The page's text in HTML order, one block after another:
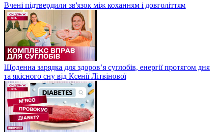
Вчені підтвердили зв'язок між коханням і довголіттям
Щоденна зарядка для здоров’я суглобів, енергії протягом дня
та якісного сну від Ксенії Літвінової